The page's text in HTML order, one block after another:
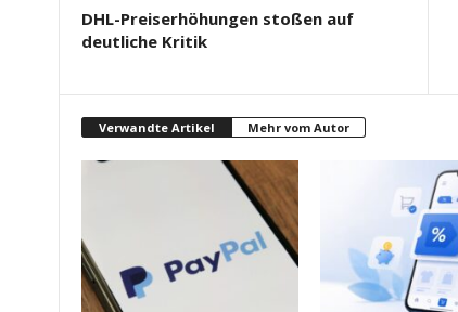
DHL-Preiserhöhungen stoßen auf
deutliche Kritik
Verwandte Artikel Mehr vom Autor